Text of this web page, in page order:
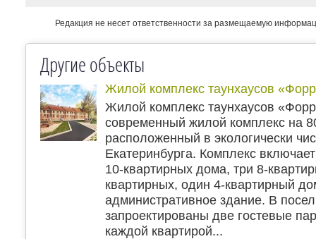
Редакция не несет ответственности за размещаемую
Другие объекты
Жилой комплекс таунхаусов
Жилой комплекс таунхаусов
современный жилой комплекс на
расположенный в экологически
Екатеринбурга. Комплекс
10-квартирных дома, три 8-
квартирных, один 4-квартирный
административное здание. В
запроектированы две гостевые
каждой квартирой...